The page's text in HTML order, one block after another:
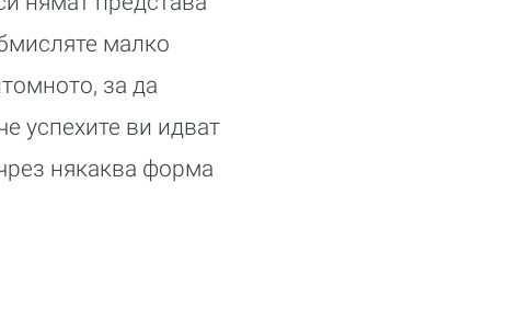
малко
за да
успехите ви идват
някаква форма